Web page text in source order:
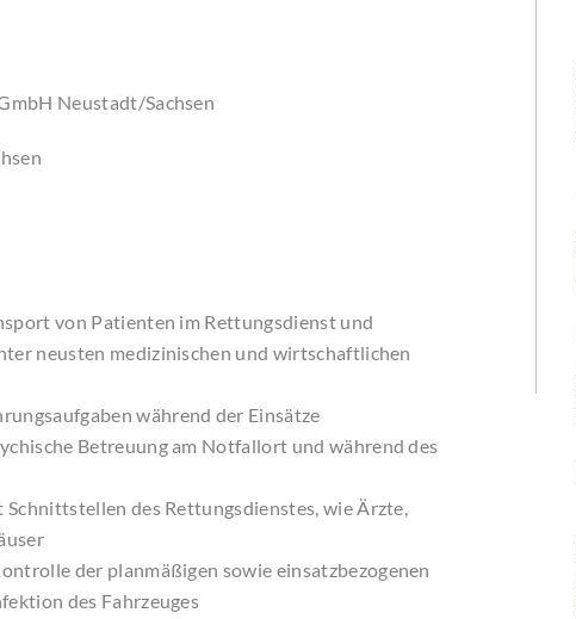
Neustadt/Sachsen
von Patienten im Rettungsdienst und
neusten medizinischen und wirtschaftlichen
während der Einsätze
Betreuung am Notfallort und während des
des Rettungsdienstes, wie Ärzte,
der planmäßigen sowie einsatzbezogenen
des Fahrzeuges